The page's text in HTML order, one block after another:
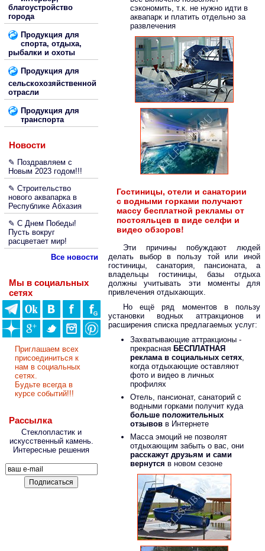
благоустройство
города
Продукция для
спорта, отдыха,
рыбалки и охоты
Продукция для
сельскохозяйственной
отрасли
Продукция для
транспорта
Новости
✎ Поздравляем с
Новым 2023 годом!!!
✎ Строительство
нового аквапарка в
Республике Абхазия
✎ С Днем Победы!
Пусть вокруг
расцветает мир!
Все новости
Мы в социальных
сетях
Приглашаем всех
присоединиться к
нам в социальных
сетях.
Будьте всегда в
курсе событий!!!
Рассылка
Стеклопластик и
искусственный камень.
Интересные решения
сэкономить, т.к. не нужно идти в
аквапарк и платить отдельно за
развлечения
Гостиницы, отели и санатории
с водными горками получают
массу бесплатной рекламы от
постояльцев в виде селфи и
видео обзоров!
Эти причины побуждают людей
делать выбор в пользу той или иной
гостиницы, санатория, пансионата, а
владельцы гостиницы, базы отдыха
должны учитывать эти моменты для
привлечения отдыхающих.
Но ещё ряд моментов в пользу
установки водных аттракционов и
расширения списка предлагаемых услуг:
Захватывающие аттракционы -
прекрасная БЕСПЛАТНАЯ
реклама в социальных сетях,
когда отдыхающие оставляют
фото и видео в личных
профилях
Отель, пансионат, санаторий с
водными горками получит куда
больше положительных
отзывов в Интернете
Масса эмоций не позволят
отдыхающим забыть о вас, они
расскажут друзьям и сами
вернутся в новом сезоне